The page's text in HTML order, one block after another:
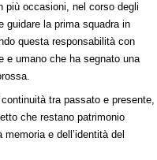
più occasioni, nel corso degli
guidare la prima squadra in
questa responsabilità con
e umano che ha segnato una
tra passato e presente,
che restano patrimonio
e dell’identità del